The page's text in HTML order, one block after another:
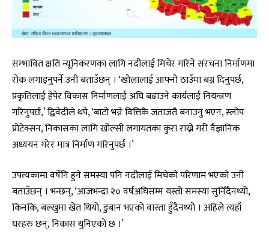
सम्भावित क्षति न्यूनिकरणका लागि नदीलाई मिचेर गरिने संरचना निर्माणमा
रोक लगाइनुपर्ने उनी बताउँछन् । ‘खोलालाई आफ्नो ठाउँमा बग्न दिनुपर्छ,
प्रकृतिलाई हेपेर विकास निर्माणलाई अघि बढाउने कार्यलाई नियन्त्रण
गरिनुपर्छ,’ द्विवेदीले थपे, ‘बाटो भन्ने वित्तिकै जताजतै बनाउनु भएन, स्लोप
प्रोटेक्सन, निकासका लागि खोल्सी लगायतका कुरा राख्ने गरी वैज्ञानिक
अध्ययन गरेर मात्र निर्माण गरिनुपर्छ ।’
उपत्यकामा वर्षेनि हुने समस्या पनि नदीलाई मिचेको परिणाम भएको उनी
बताउँछन् । भन्छन्, ‘आजभन्दा २० वर्षअघिसम्म यस्तो समस्या सुनिँदैनथ्यो,
किनकि, बल्खुमा खेत थियो, डुबान भएको वास्ता हुँदैनथ्यो । अहिले त्यहाँ
घरहरु छन्, निकास थुनिएको छ ।’